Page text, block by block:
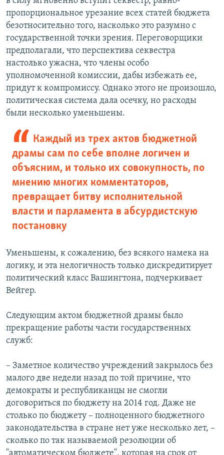
пропорциональное урезание всех статей бюджета
безотносительно того, насколько это разумно с
государственной точки зрения. Переговорщики
предполагали, что перспектива секвестра
настолько ужасна, что члены особо
уполномоченной комиссии, дабы избежать ее,
придут к компромиссу. Однако этого не произошло,
политическая система дала осечку, но расходы
были несколько уменьшены.
Каждый из трех актов бюджетной
драмы сам по себе вполне логичен и
объясним, и только их совокупность, по
мнению многих комментаторов,
превращает битву исполнительной
власти и парламента в абсурдистскую
постановку
Уменьшены, к сожалению, без всякого намека на
логику, и эта нелогичность только дискредитирует
политический класс Вашингтона, подчеркивает
Вейгер.
Следующим актом бюджетной драмы было
прекращение работы части государственных
служб:
– Заметное количество учреждений закрылось без
малого две недели назад по той причине, что
демократы и республиканцы не смогли
договориться по бюджету на 2014 год. Даже не
столько по бюджету – полноценного бюджетного
законодательства в стране нет уже несколько лет, –
сколько по так называемой резолюции об